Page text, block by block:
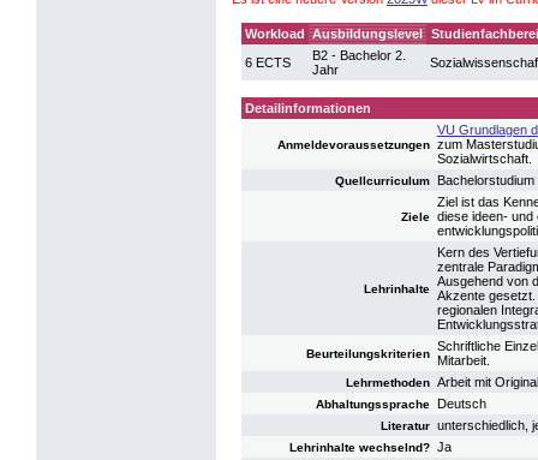
Workload Ausbildungslevel
6 ECTS
B2 - Bachelor 2.
Jahr
Detailinformationen
Anmeldevoraussetzungen
VU Grundlagen
zum
Sozialwirtschaft.
Quellcurriculum
Ziele
Ziel ist das
diese ideen- und
Lehrinhalte
Kern des
zentrale
Ausgehend von
Akzente
regionalen
Beurteilungskriterien
Schriftliche
Mitarbeit.
Lehrmethoden Arbeit mit
Abhaltungssprache Deutsch
Literatur unterschiedlich,
Lehrinhalte wechselnd? Ja